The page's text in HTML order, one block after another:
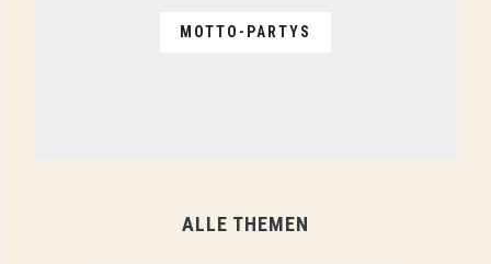
MOTTO-PARTYS
ALLE THEMEN